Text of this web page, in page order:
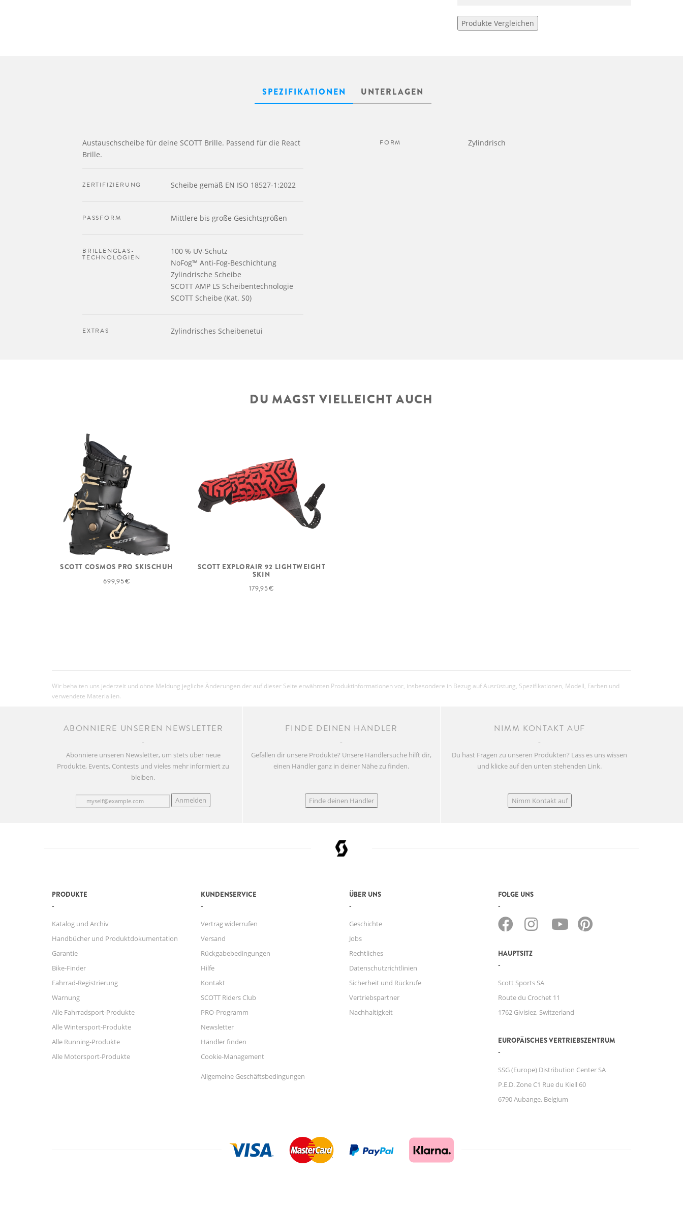
Produkte Vergleichen
SPEZIFIKATIONEN UNTERLAGEN
Austauschscheibe für deine SCOTT Brille. Passend für die React
Brille.
ZERTIFIZIERUNG Scheibe gemäß EN ISO 18527-1:2022
PASSFORM Mittlere bis große Gesichtsgrößen
BRILLENGLAS-
TECHNOLOGIEN
100 % UV-Schutz
NoFog™ Anti-Fog-Beschichtung
Zylindrische Scheibe
SCOTT AMP LS Scheibentechnologie
SCOTT Scheibe (Kat. S0)
EXTRAS Zylindrisches Scheibenetui
FORM Zylindrisch
DU MAGST VIELLEICHT AUCH
SCOTT COSMOS PRO SKISCHUH
699,95 €
SCOTT EXPLORAIR 92 LIGHTWEIGHT
SKIN
179,95 €
Wir behalten uns jederzeit und ohne Meldung jegliche Änderungen der auf dieser Seite erwähnten Produktinformationen vor, insbesondere in Bezug auf Ausrüstung, Spezifikationen, Modell, Farben und
verwendete Materialien.
ABONNIERE UNSEREN NEWSLETTER
Abonniere unseren Newsletter, um stets über neue
Produkte, Events, Contests und vieles mehr informiert zu
bleiben.
Anmelden
FINDE DEINEN HÄNDLER
Gefallen dir unsere Produkte? Unsere Händlersuche hilft dir,
einen Händler ganz in deiner Nähe zu finden.
Finde deinen Händler
NIMM KONTAKT AUF
Du hast Fragen zu unseren Produkten? Lass es uns wissen
und klicke auf den unten stehenden Link.
Nimm Kontakt auf
PRODUKTE
Katalog und Archiv
Handbücher und Produktdokumentation
Garantie
Bike-Finder
Fahrrad-Registrierung
Warnung
Alle Fahrradsport-Produkte
Alle Wintersport-Produkte
Alle Running-Produkte
Alle Motorsport-Produkte
KUNDENSERVICE
Vertrag widerrufen
Versand
Rückgabebedingungen
Hilfe
Kontakt
SCOTT Riders Club
PRO-Programm
Newsletter
Händler finden
Cookie-Management
Allgemeine Geschäftsbedingungen
ÜBER UNS
Geschichte
Jobs
Rechtliches
Datenschutzrichtlinien
Sicherheit und Rückrufe
Vertriebspartner
Nachhaltigkeit
FOLGE UNS
HAUPTSITZ
Scott Sports SA
Route du Crochet 11
1762 Givisiez, Switzerland
EUROPÄISCHES VERTRIEBSZENTRUM
SSG (Europe) Distribution Center SA
P.E.D. Zone C1 Rue du Kiell 60
6790 Aubange, Belgium